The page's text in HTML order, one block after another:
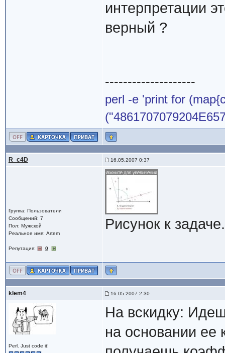
интерпретации
верный ?
--------------------
perl -e 'print for
R_c4D 16.05.2007 0:37
Группа: Пользователи
Сообщений: 7
Пол: Мужской
Реальное имя: Artem
Репутация: 0
Рисунок к задаче.
klem4 16.05.2007 2:30
Perl. Just code it!
На вскидку:
на основании ее